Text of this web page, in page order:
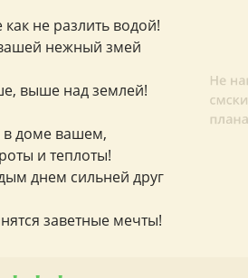
как не разлить водой!
нежный змей
выше над землей!
доме вашем,
и теплоты!
днем сильней друг
заветные мечты!